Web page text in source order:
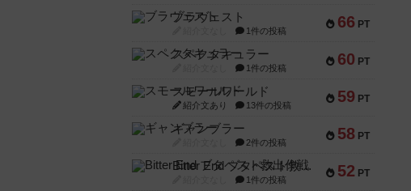
66 PT
ブラヴェスト
1件の投稿
60 PT
スペクタキュラー
1件の投稿
59 PT
スモールワールド
紹介文あり 13件の投稿
58 PT
ギャンブラー
2件の投稿
52 PT
Bitter End ブタペスト救出作戦
1件の投稿